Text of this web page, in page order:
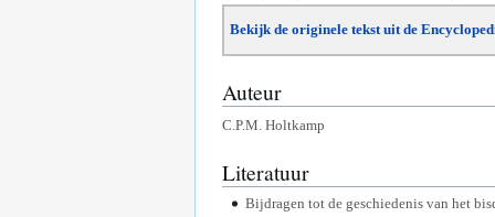
Bekijk de originele tekst uit de
Auteur
C.P.M. Holtkamp
Literatuur
Bijdragen tot de geschiedenis van het